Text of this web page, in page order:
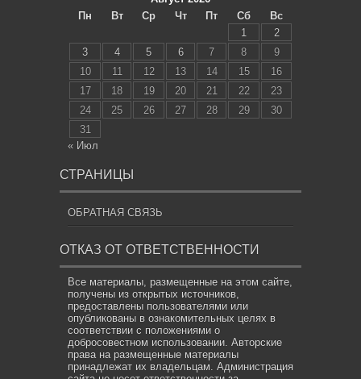
Пн
Вт Ср Чт Пт Сб
Вс
1
2
3
4 5 6 7 8
9
10
11 12 13 14 15
16
17
18 19 20 21 22
23
24
25 26 27 28 29
30
31
« Июл
СТРАНИЦЫ
ОБРАТНАЯ СВЯЗЬ
ОТКАЗ ОТ ОТВЕТСТВЕННОСТИ
Все материалы, размещенные на этом сайте,
получены из открытых источников,
предоставлены пользователями или
опубликованы в ознакомительных целях в
соответствии с положениями о
добросовестном использовании. Авторские
права на размещенные материалы
принадлежат их владельцам. Администрация